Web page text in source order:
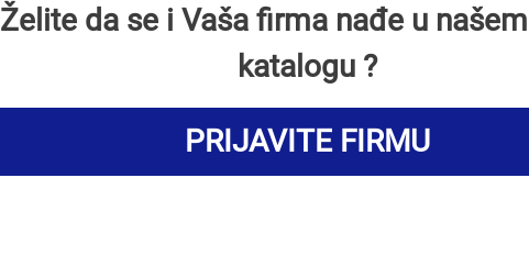
Želite da se i Vaša firma nađe u
katalogu ?
PRIJAVITE FIRMU